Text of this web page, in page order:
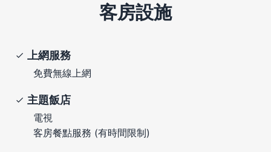
客房設施
上網服務
免費無線上網
主題飯店
電視
客房餐點服務 (有時間限制)